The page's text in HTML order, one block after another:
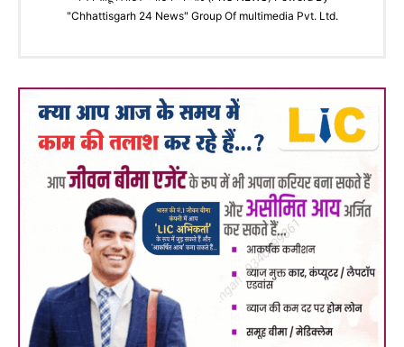
"Chhattisgarh 24 News" Group Of multimedia Pvt. Ltd.